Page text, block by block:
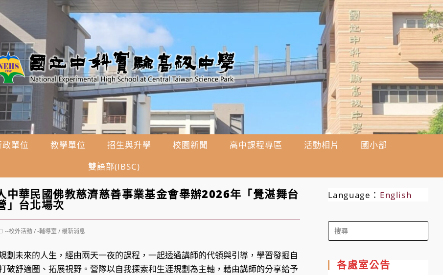
政單位 教學單位 招生與升學 校園新聞 高中課程專區 活動相片
國小部
雙語部(IBSC)
中華民國佛教慈濟慈善事業基金會舉辦2026年「覺湛舞台
」台北場次
--校外活動 / -輔導室 / 最新消息
劃未來的人生，經由兩天一夜的課程，一起透過講師的代領與引導，學習發掘自
破舒適圈、拓展視野。營隊以自我探索和生涯規劃為主軸，藉由講師的分享給予
Language： English
Search
for:
各處室公告